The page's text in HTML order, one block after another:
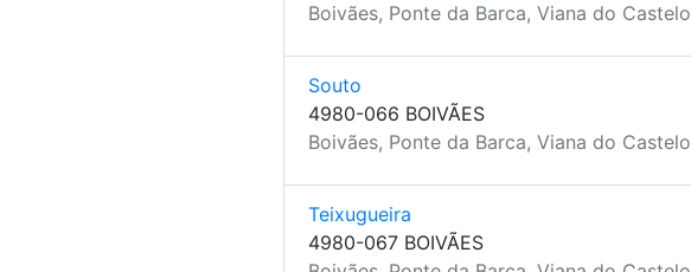
Boivães, Ponte da Barca, Viana do Castelo
Souto
4980-066 BOIVÃES
Boivães, Ponte da Barca, Viana do Castelo
Teixugueira
4980-067 BOIVÃES